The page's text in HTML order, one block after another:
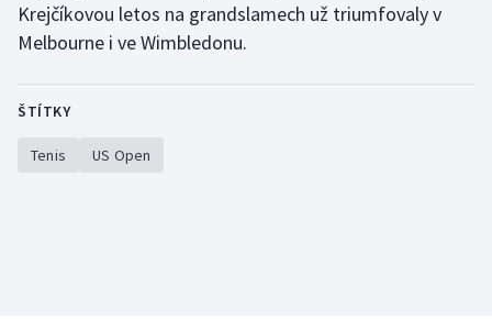
Plavání
Krejčíkovou letos na grandslamech už triumfovaly v
Melbourne i ve Wimbledonu.
ŠTÍTKY
Tenis US Open